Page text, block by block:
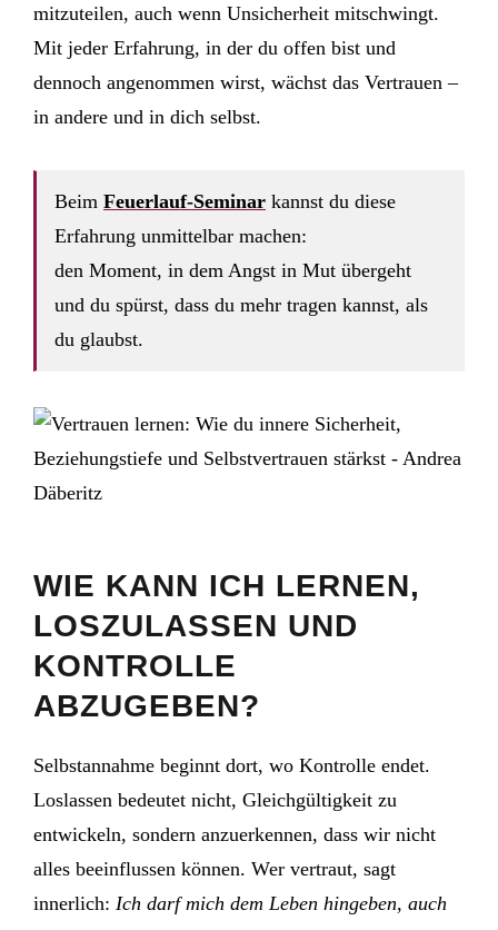
mitzuteilen, auch wenn Unsicherheit mitschwingt.
Mit jeder Erfahrung, in der du offen bist und
dennoch angenommen wirst, wächst das Vertrauen –
in andere und in dich selbst.
Beim Feuerlauf-Seminar kannst du diese
Erfahrung unmittelbar machen:
den Moment, in dem Angst in Mut übergeht
und du spürst, dass du mehr tragen kannst, als
du glaubst.
WIE KANN ICH LERNEN,
LOSZULASSEN UND
KONTROLLE
ABZUGEBEN?
Selbstannahme beginnt dort, wo Kontrolle endet.
Loslassen bedeutet nicht, Gleichgültigkeit zu
entwickeln, sondern anzuerkennen, dass wir nicht
alles beeinflussen können. Wer vertraut, sagt
innerlich: Ich darf mich dem Leben hingeben, auch